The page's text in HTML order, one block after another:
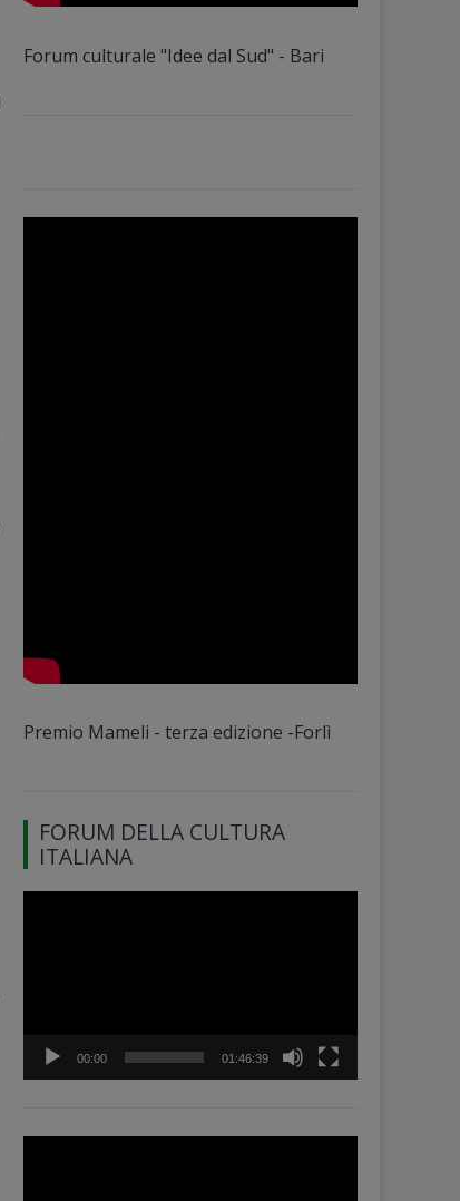
Forum culturale "Idee dal Sud" - Bari
Premio Mameli - terza edizione -Forlì
FORUM DELLA CULTURA
ITALIANA
00:00 01:46:39